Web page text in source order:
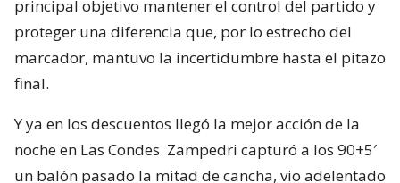
principal objetivo mantener el control del partido y
proteger una diferencia que, por lo estrecho del
marcador, mantuvo la incertidumbre hasta el pitazo
final.
Y ya en los descuentos llegó la mejor acción de la
noche en Las Condes. Zampedri capturó a los 90+5′
un balón pasado la mitad de cancha, vio adelentado